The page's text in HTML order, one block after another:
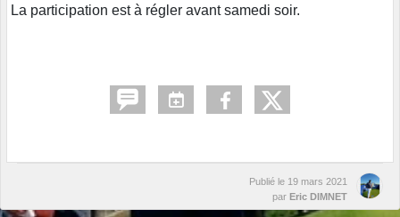
La participation est à régler avant samedi soir.
Publié le 19 mars 2021
par Eric DIMNET